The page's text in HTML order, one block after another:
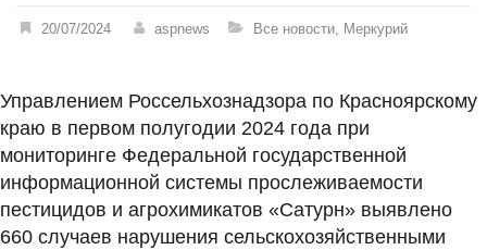
20/07/2024 aspnews Все новости, Меркурий
Управлением Россельхознадзора по Красноярскому
краю в первом полугодии 2024 года при
мониторинге Федеральной государственной
информационной системы прослеживаемости
пестицидов и агрохимикатов «Сатурн» выявлено
660 случаев нарушения сельскохозяйственными